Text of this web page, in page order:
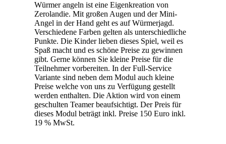
Würmer angeln ist eine Eigenkreation von
Zerolandie. Mit großen Augen und der Mini-
Angel in der Hand geht es auf Würmerjagd.
Verschiedene Farben gelten als unterschiedliche
Punkte. Die Kinder lieben dieses Spiel, weil es
Spaß macht und es schöne Preise zu gewinnen
gibt. Gerne können Sie kleine Preise für die
Teilnehmer vorbereiten. In der Full-Service
Variante sind neben dem Modul auch kleine
Preise welche von uns zu Verfügung gestellt
werden enthalten. Die Aktion wird von einem
geschulten Teamer beaufsichtigt. Der Preis für
dieses Modul beträgt inkl. Preise 150 Euro inkl.
19 % MwSt.